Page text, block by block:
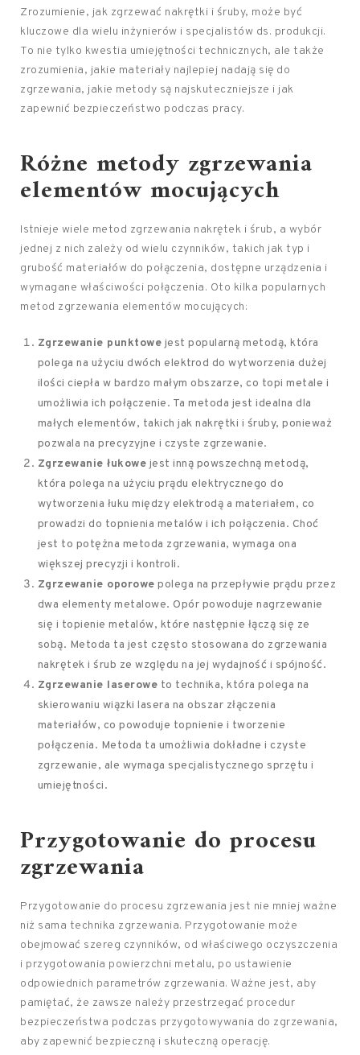
Zrozumienie, jak zgrzewać nakrętki i śruby, może być
kluczowe dla wielu inżynierów i specjalistów ds. produkcji.
To nie tylko kwestia umiejętności technicznych, ale także
zrozumienia, jakie materiały najlepiej nadają się do
zgrzewania, jakie metody są najskuteczniejsze i jak
zapewnić bezpieczeństwo podczas pracy.
Różne metody zgrzewania
elementów mocujących
Istnieje wiele metod zgrzewania nakrętek i śrub, a wybór
jednej z nich zależy od wielu czynników, takich jak typ i
grubość materiałów do połączenia, dostępne urządzenia i
wymagane właściwości połączenia. Oto kilka popularnych
metod zgrzewania elementów mocujących:
Zgrzewanie punktowe jest popularną metodą, która
polega na użyciu dwóch elektrod do wytworzenia dużej
ilości ciepła w bardzo małym obszarze, co topi metale i
umożliwia ich połączenie. Ta metoda jest idealna dla
małych elementów, takich jak nakrętki i śruby, ponieważ
pozwala na precyzyjne i czyste zgrzewanie.
Zgrzewanie łukowe jest inną powszechną metodą,
która polega na użyciu prądu elektrycznego do
wytworzenia łuku między elektrodą a materiałem, co
prowadzi do topnienia metalów i ich połączenia. Choć
jest to potężna metoda zgrzewania, wymaga ona
większej precyzji i kontroli.
Zgrzewanie oporowe polega na przepływie prądu przez
dwa elementy metalowe. Opór powoduje nagrzewanie
się i topienie metalów, które następnie łączą się ze
sobą. Metoda ta jest często stosowana do zgrzewania
nakrętek i śrub ze względu na jej wydajność i spójność.
Zgrzewanie laserowe to technika, która polega na
skierowaniu wiązki lasera na obszar złączenia
materiałów, co powoduje topnienie i tworzenie
połączenia. Metoda ta umożliwia dokładne i czyste
zgrzewanie, ale wymaga specjalistycznego sprzętu i
umiejętności.
Przygotowanie do procesu
zgrzewania
Przygotowanie do procesu zgrzewania jest nie mniej ważne
niż sama technika zgrzewania. Przygotowanie może
obejmować szereg czynników, od właściwego oczyszczenia
i przygotowania powierzchni metalu, po ustawienie
odpowiednich parametrów zgrzewania. Ważne jest, aby
pamiętać, że zawsze należy przestrzegać procedur
bezpieczeństwa podczas przygotowywania do zgrzewania,
aby zapewnić bezpieczną i skuteczną operację.